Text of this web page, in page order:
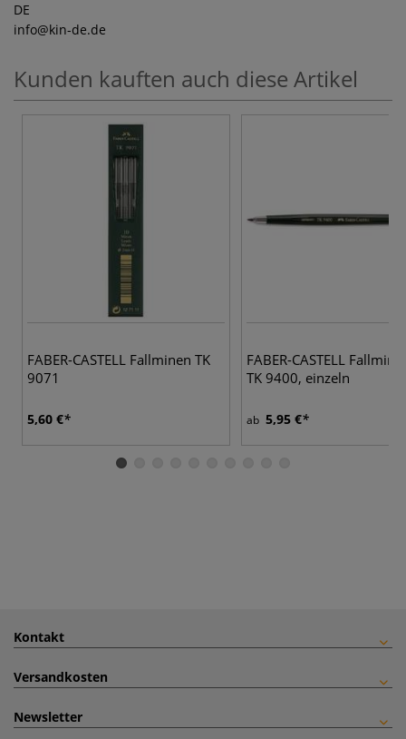
DE
info@kin-de.de
Kunden kauften auch diese Artikel
FABER-CASTELL Fallminen TK
9071
5,60 €
FABER-CASTELL
TK 9400, einzeln
ab 5,95 €
Kontakt
Versandkosten
Newsletter